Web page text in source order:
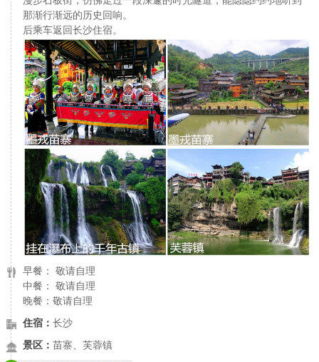
那渐行渐远的历史回响。
后乘车返回长沙住宿。
早餐： 敬请自理
中餐： 敬请自理
晚餐：敬请自理
住宿： 长沙
景区： 苗寨、芙蓉镇